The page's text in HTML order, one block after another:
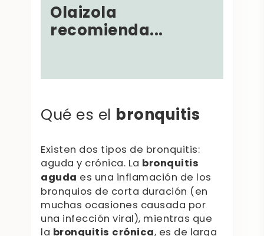
Olaizola
recomienda...
Qué es el bronquitis
Existen dos tipos de bronquitis:
aguda y crónica. La bronquitis
aguda es una inflamación de los
bronquios de corta duración (en
muchas ocasiones causada por
una infección viral), mientras que
la
, es de larga